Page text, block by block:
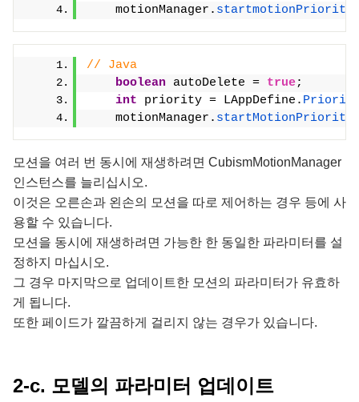
    motionManager.
startmotionPriority
// Java
boolean autoDelete = true;
int priority = LAppDefine.
    motionManager.
startMotionPriority
모션을 여러 번 동시에 재생하려면 CubismMotionManager
인스턴스를 늘리십시오.
이것은 오른손과 왼손의 모션을 따로 제어하는 경우 등에 사
용할 수 있습니다.
모션을 동시에 재생하려면 가능한 한 동일한 파라미터를 설
정하지 마십시오.
그 경우 마지막으로 업데이트한 모션의 파라미터가 유효하
게 됩니다.
또한 페이드가 깔끔하게 걸리지 않는 경우가 있습니다.
2-c. 모델의 파라미터 업데이트